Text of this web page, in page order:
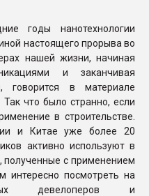
бутылок
ПЕРЕЙТИ НА
годы нанотехнологии
настоящего прорыва во
нашей жизни, начиная
и заканчивая
говорится в материале
Так что было странно, если
в строительстве.
и Китае уже более 20
активно используют в
полученные с применением
интересно посмотреть на
девелоперов и